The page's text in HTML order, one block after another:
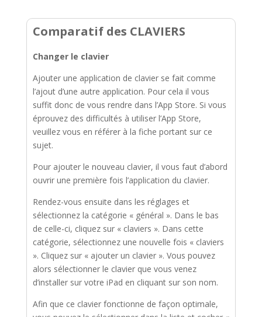
Comparatif des CLAVIERS
Changer le clavier
Ajouter une application de clavier se fait comme
l’ajout d’une autre application. Pour cela il vous
suffit donc de vous rendre dans l’App Store. Si vous
éprouvez des difficultés à utiliser l’App Store,
veuillez vous en référer à la fiche portant sur ce
sujet.
Pour ajouter le nouveau clavier, il vous faut d’abord
ouvrir une première fois l’application du clavier.
Rendez-vous ensuite dans les réglages et
sélectionnez la catégorie « général ». Dans le bas
de celle-ci, cliquez sur « claviers ». Dans cette
catégorie, sélectionnez une nouvelle fois « claviers
». Cliquez sur « ajouter un clavier ». Vous pouvez
alors sélectionner le clavier que vous venez
d’installer sur votre iPad en cliquant sur son nom.
Afin que ce clavier fonctionne de façon optimale,